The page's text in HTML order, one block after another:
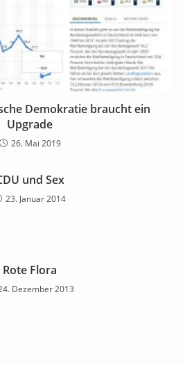
Demokratie braucht ein
Upgrade
26. Mai 2019
und Sex
23. Januar 2014
Rote Flora
Dezember 2013